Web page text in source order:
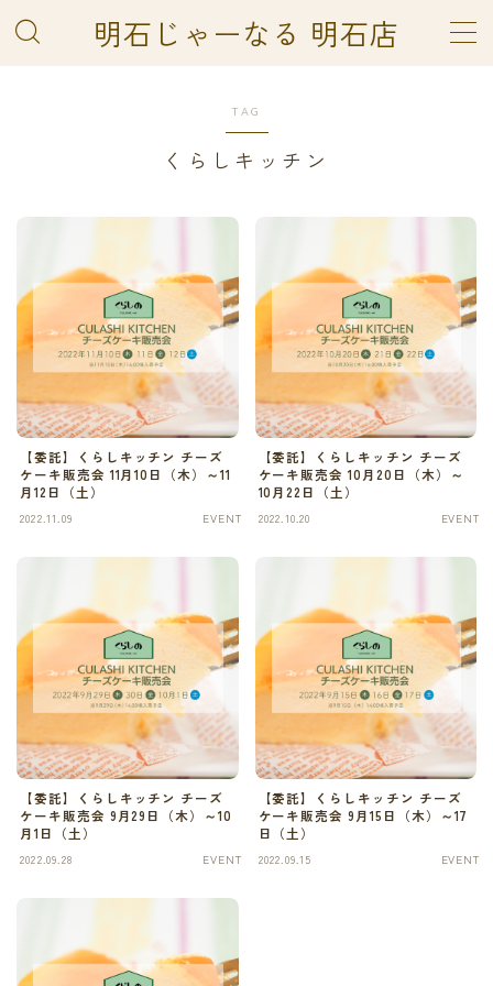
明石じゃーなる 明石店
利用規約／特定商取引法に基づく表記
明石じゃーなるマルシェ
有料記事の決済完了ページ
運営者情報
TAG
くらしキッチン
【委託】くらしキッチン チーズ
ケーキ販売会 11月10日（木）～11
月12日（土）
2022.11.09 EVENT
【委託】くらしキッチン チーズ
ケーキ販売会 10月20日（木）～
10月22日（土）
2022.10.20 EVENT
【委託】くらしキッチン チーズ
ケーキ販売会 9月29日（木）～10
月1日（土）
2022.09.28 EVENT
【委託】くらしキッチン チーズ
ケーキ販売会 9月15日（木）～17
日（土）
2022.09.15 EVENT